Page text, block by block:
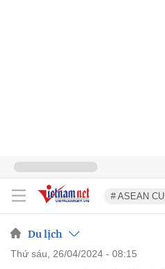
# ASEAN
Du lịch
thứ sáu, 26/04/2024 - 08:15